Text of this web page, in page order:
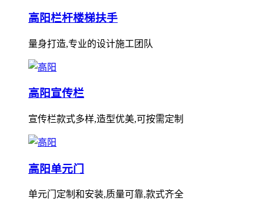
高阳栏杆楼梯扶手
量身打造,专业的设计施工团队
高阳宣传栏
宣传栏款式多样,造型优美,可按需定制
高阳单元门
单元门定制和安装,质量可靠,款式齐全